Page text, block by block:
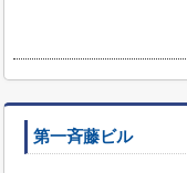
第一斉藤ビル